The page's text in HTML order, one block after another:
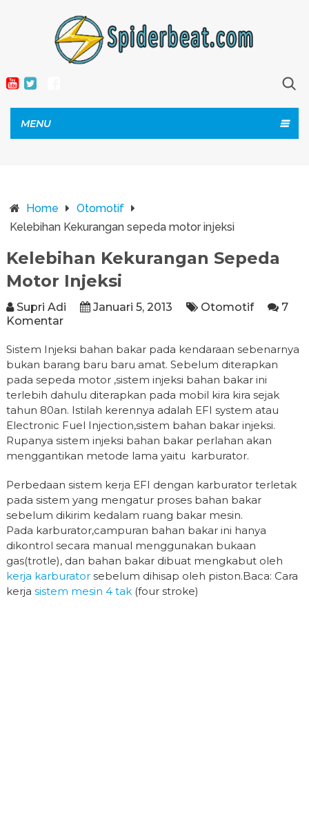
MENU
Home
Otomotif
Kelebihan Kekurangan sepeda motor injeksi
Kelebihan Kekurangan Sepeda
Motor Injeksi
Supri Adi Januari 5, 2013 Otomotif
7
Komentar
Sistem Injeksi bahan bakar pada kendaraan sebenarnya
bukan barang baru baru amat. Sebelum diterapkan
pada sepeda motor ,sistem injeksi bahan bakar ini
terlebih dahulu diterapkan pada mobil kira kira sejak
tahun 80an. Istilah kerennya adalah EFI system atau
Electronic Fuel Injection,sistem bahan bakar injeksi.
Rupanya sistem injeksi bahan bakar perlahan akan
menggantikan metode lama yaitu karburator.
Perbedaan sistem kerja EFI dengan karburator terletak
pada sistem yang mengatur proses bahan bakar
sebelum dikirim kedalam ruang bakar mesin.
Pada karburator,campuran bahan bakar ini hanya
dikontrol secara manual menggunakan bukaan
gas(trotle), dan bahan bakar dibuat mengkabut oleh
kerja karburatorsebelum dihisap oleh piston.Baca: Cara
kerja sistem mesin 4 tak(four stroke)